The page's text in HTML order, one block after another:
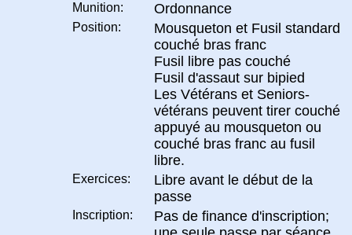
Munition: Ordonnance
Position:
Mousqueton et Fusil standard
couché bras franc
Fusil libre pas couché
Fusil d'assaut sur bipied
Les Vétérans et Seniors-
vétérans peuvent tirer couché
appuyé au mousqueton ou
couché bras franc au fusil
libre.
Exercices:
Libre avant le début de la
passe
Inscription:
Pas de finance d'inscription;